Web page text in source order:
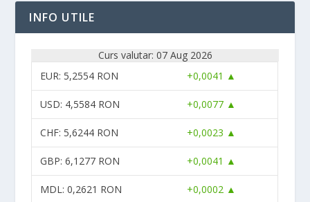
INFO UTILE
Curs valutar: 07 Aug 2026
EUR: 5,2554 RON +0,0041 ▲
USD: 4,5584 RON +0,0077 ▲
CHF: 5,6244 RON +0,0023 ▲
GBP: 6,1277 RON +0,0041 ▲
MDL: 0,2621 RON
+0,0002 ▲